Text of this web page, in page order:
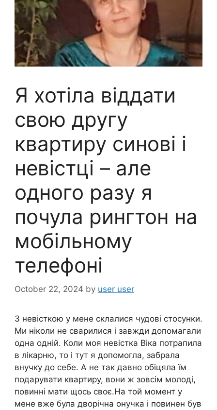
Я хотіла віддати
свою другу
квартиру синові і
невістці – але
одного разу я
почула рингтон на
мобільному
телефоні
October 22, 2024 by user user
З невісткою у мене склалися чудові стосунки.
Ми ніколи не сварилися і завжди допомагали
одна одній. Коли моя невістка Віка потрапила
в лікарню, то і тут я допомогла, забрала
внучку до себе. А не так давно обіцяла їм
подарувати квартиру, вони ж зовсім молоді,
повинні мати щось своє.На той момент у
мене вже була дворічна онучка і повинен був